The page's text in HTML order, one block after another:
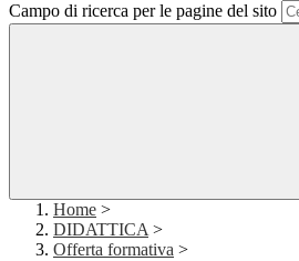
Campo di ricerca per le pagine del sito
Home >
DIDATTICA >
Offerta formativa >